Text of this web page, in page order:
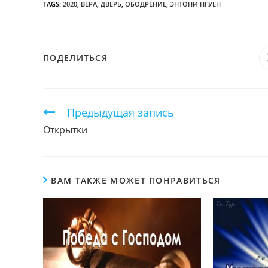
TAGS: 2020 ВЕРА ДВЕРЬ ОБОДРЕНИЕ ЭНТОНИ НГУЕН
ПОДЕЛИТЬСЯ
Продолжить
чтение
Предыдущая запись
Открытки
ВАМ ТАКЖЕ МОЖЕТ ПОНРАВИТЬСЯ